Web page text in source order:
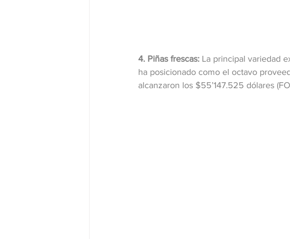
4. Piñas frescas: La principal variedad
ha posicionado como el octavo
alcanzaron los $55’147.525 dólares